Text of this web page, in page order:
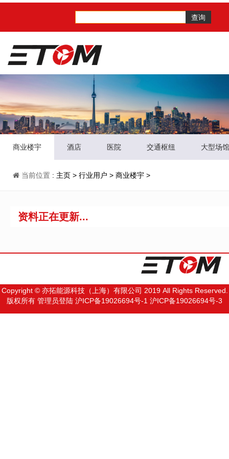
查询
商业楼宇 酒店 医院 交通枢纽 大型场馆
当前位置 : 主页 > 行业用户 > 商业楼宇 >
资料正在更新...
Copyright © 亦拓能源科技（上海）有限公司 2019 All Rights Reserved.
版权所有 管理员登陆 沪ICP备19026694号-1 沪ICP备19026694号-3